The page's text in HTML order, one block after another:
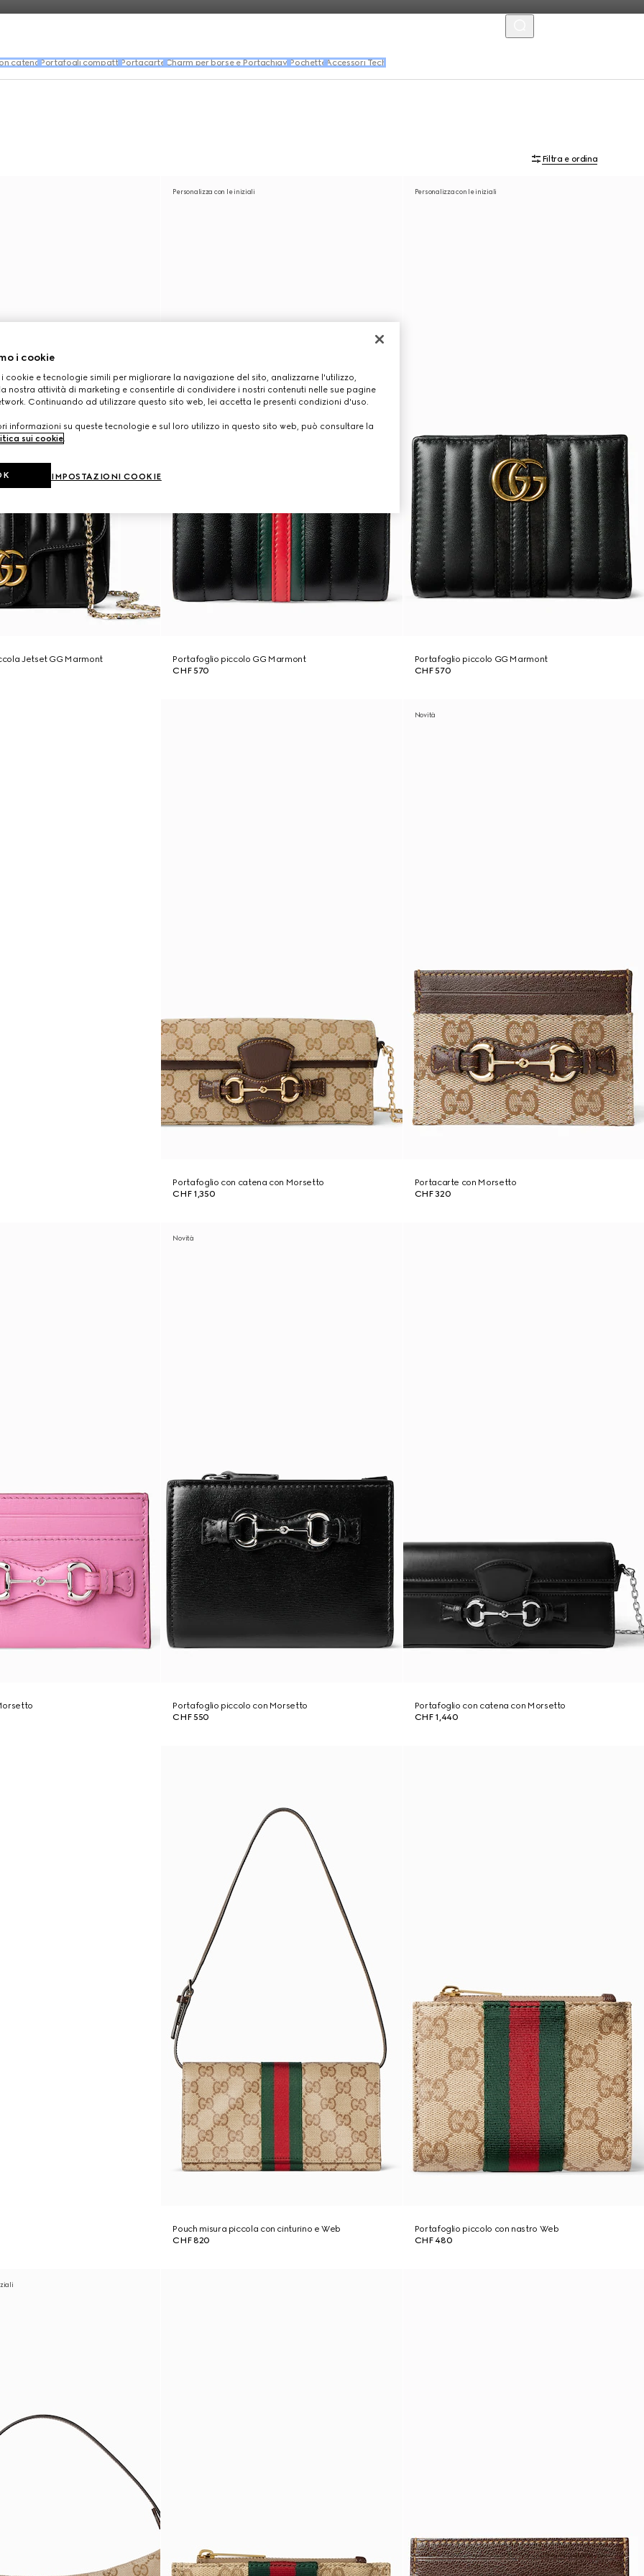
catena Portafogli compatti Portacarte Charm per borse e Portachiavi PochetteAccessori Tech
Filtra e ordina
Jetset GG Marmont
Personalizza con le iniziali
Portafoglio piccolo GG Marmont
CHF 570
Personalizza con le iniziali
Portafoglio piccolo GG Marmont
CHF 570
Portafoglio con catena con Morsetto
CHF 1,350
Novità
Portacarte con Morsetto
CHF 320
Novità
Portafoglio piccolo con Morsetto
CHF 550
Portafoglio con catena con Morsetto
CHF 1,440
Pouch misura piccola con cinturino e Web
CHF 820
Portafoglio piccolo con nastro Web
CHF 480
i cookie
i cookie e tecnologie simili per migliorare la navigazione del sito, analizzarne l'utilizzo,
nostra attività di marketing e consentirle di condividere i nostri contenuti nelle sue pagine
Continuando ad utilizzare questo sito web, lei accetta le presenti condizioni d'uso.
informazioni su queste tecnologie e sul loro utilizzo in questo sito web, può consultare la
sui cookie.
IMPOSTAZIONI COOKIE